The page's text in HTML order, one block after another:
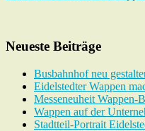
Neueste Beiträge
Busbahnhof neu
Eidelstedter Wappen
Messeneuheit Wappen-
Wappen auf der
Stadtteil-Portrait